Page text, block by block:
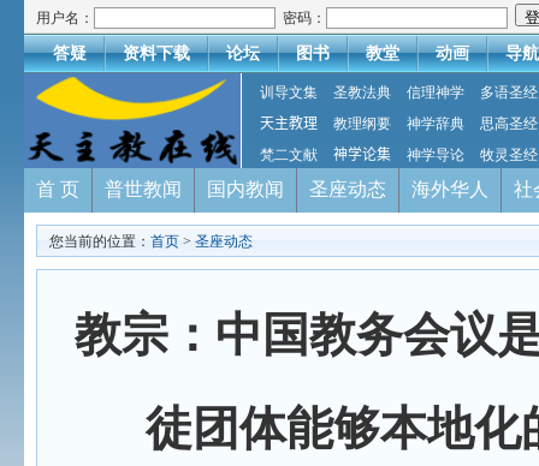
用户名： 密码：
答疑 资料下载 论坛 图书 教堂 动画 导航
训导文集 圣教法典 信理神学
多语圣经
天主教理
教理纲要 神学辞典
思高圣经
梵二文献
神学论集 神学导论 牧灵圣经
首 页 普世教闻 国内教闻 圣座动态 海外华人 社
您当前的位置： 首页 > 圣座动态
教宗：中国教务会议
徒团体能够本地化